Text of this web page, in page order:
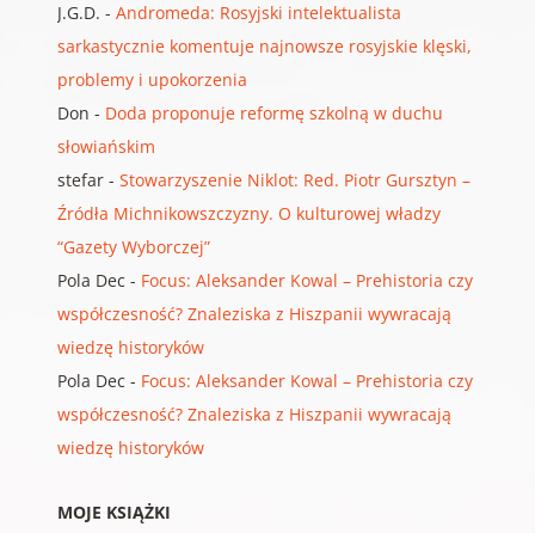
J.G.D. - Andromeda: Rosyjski intelektualista
sarkastycznie komentuje najnowsze rosyjskie klęski,
problemy i upokorzenia
Don - Doda proponuje reformę szkolną w duchu
słowiańskim
stefar- Stowarzyszenie Niklot: Red. Piotr Gursztyn –
Źródła Michnikowszczyzny. O kulturowej władzy
“Gazety Wyborczej”
Pola Dec - Focus: Aleksander Kowal – Prehistoria czy
współczesność? Znaleziska z Hiszpanii wywracają
wiedzę historyków
Pola Dec - Focus: Aleksander Kowal – Prehistoria czy
współczesność? Znaleziska z Hiszpanii wywracają
wiedzę historyków
MOJE KSIĄŻKI